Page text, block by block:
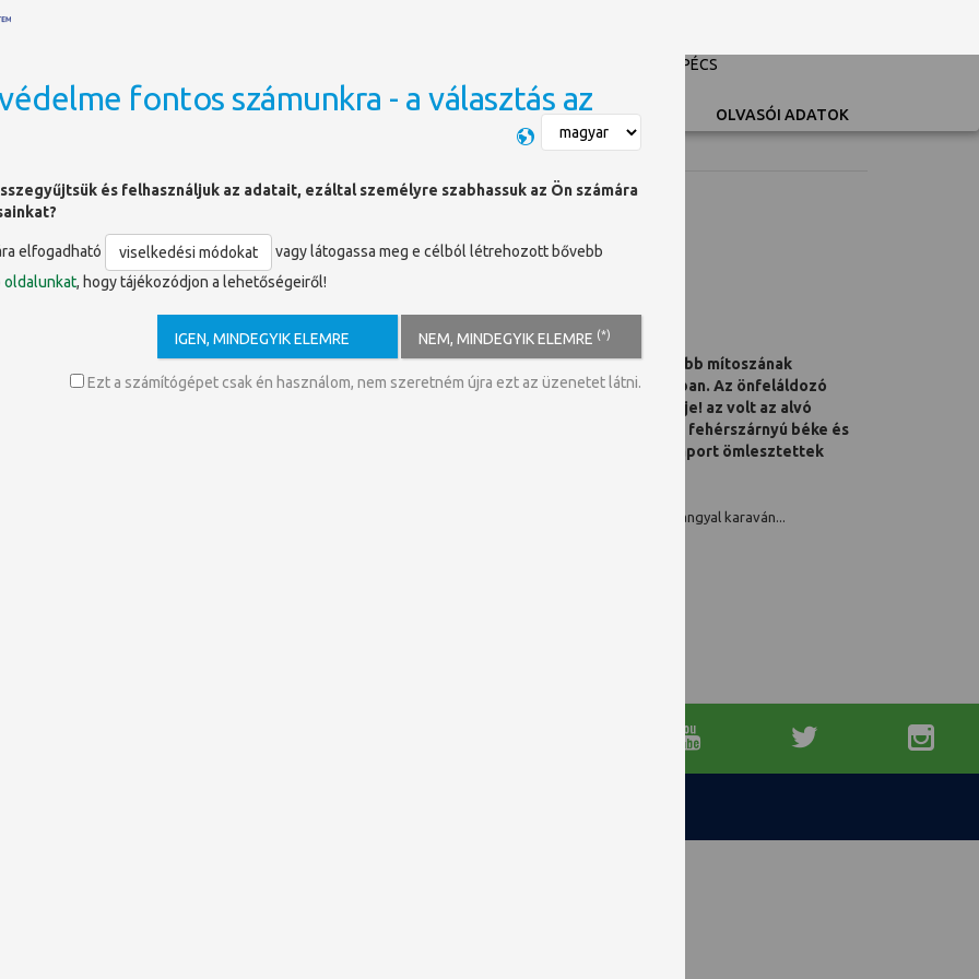
UNIVERSITY OF PÉCS
OLDALTÉRKÉP Switch language OLVASÓI ADATOK
esték olvasókönyve. A tél, a téli ünnepek, a Karácsony misztériuma, az emberiség legszebb mítoszának
az írók szívét: alig tudunk olyan szerzőről, aki legalább egy művében ne írt volna e témában. Az önfeláldozó
tisztaság mítoszának gyönyörű írásait minden korosztály számára ajánljuk. Az volt az éjek éje! az volt az alvó
Azon az éjen Isten szivéből hullott harmat a földre. Nagyidők sírjából fölemelkedett a fehérszárnyú béke és
Az volt az éjek éje! A sötét égmagasban mennyei fény pezsdült meg. Az ég ivei sugárzáport ömlesztettek
hárfája s a meghasadt ég nyílásán, mint egy nagy fényes rózsagomoly, alábomlott a békét köszöntő angyal karaván...
fontos számunkra - a választás az
és felhasználjuk az adatait, ezáltal személyre szabhassuk az Ön számára
elfogadható viselkedési módokat
vagy látogassa meg e célból létrehozott bővebb
oldalunkat, hogy tájékozódjon a lehetőségeiről!
IGEN, MINDEGYIK ELEMRE NEM, MINDEGYIK ELEMRE (*)
Ezt a számítógépet csak én használom, nem szeretném újra ezt az üzenetet látni.